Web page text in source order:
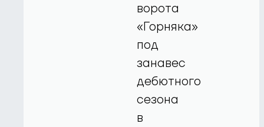
ворота
«Горняка»
под
занавес
дебютного
сезона
в